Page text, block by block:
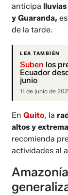
anticipa
y Guaranda,
de la tarde.
LEA TAMBIÉN
Suben los
Ecuador
junio
11 de junio de
EnQuito, la
altos y
recomienda
actividades al